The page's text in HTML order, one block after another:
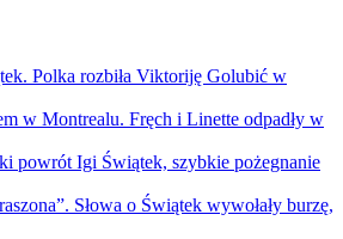
Polka rozbiła Viktoriję Golubić w
w Montrealu. Fręch i Linette odpadły w
powrót Igi Świątek, szybkie pożegnanie
Słowa o Świątek wywołały burzę,